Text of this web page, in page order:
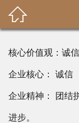

核心价值观：诚
企业核心： 诚信
企业精神： 团结
进步。